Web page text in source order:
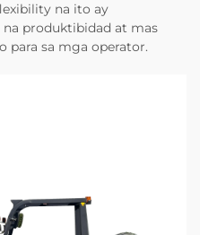
na ito ay
produktibidad at mas
para sa mga operator.